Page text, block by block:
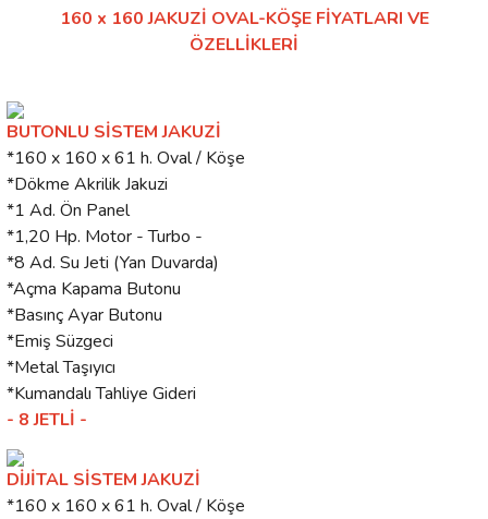
160 x 160 JAKUZİ OVAL-KÖŞE FİYATLARI VE
ÖZELLİKLERİ
BUTONLU SİSTEM JAKUZİ
*160 x 160 x 61 h. Oval / Köşe
*Dökme Akrilik Jakuzi
*1 Ad. Ön Panel
*1,20 Hp. Motor - Turbo -
*8 Ad. Su Jeti (Yan Duvarda)
*Açma Kapama Butonu
*Basınç Ayar Butonu
*Emiş Süzgeci
*Metal Taşıyıcı
*Kumandalı Tahliye Gideri
- 8 JETLİ -
DİJİTAL SİSTEM JAKUZİ
*160 x 160 x 61 h. Oval / Köşe